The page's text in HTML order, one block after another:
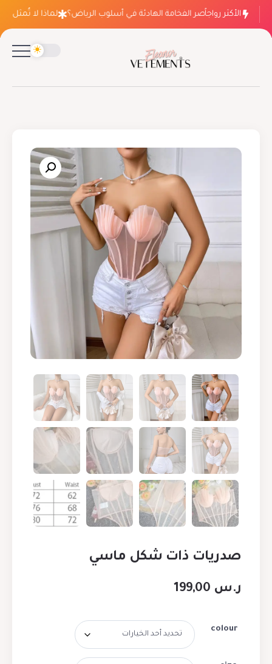
الأكثر رواجاً
لماذا ينتصر الفخامة الهادئة في أسلوب الرياض؟ لماذا لا تُمثل
صدريات ذات شكل ماسي
ر.س
colour